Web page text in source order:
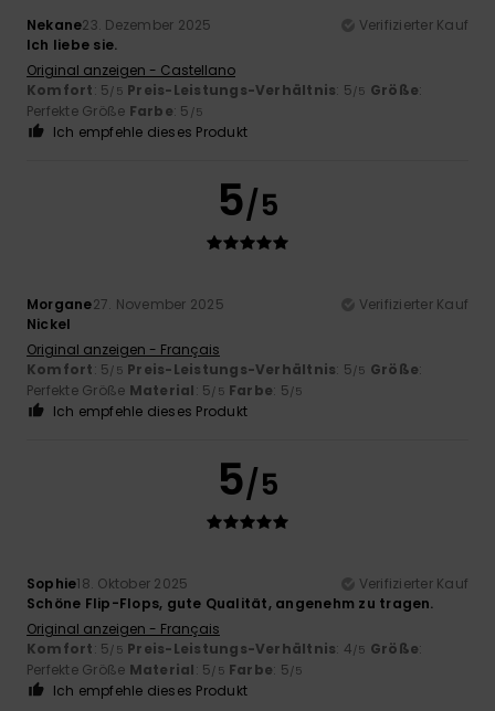
Nekane23. Dezember 2025
Verifizierter Kauf
Ich liebe sie.
Original anzeigen - Castellano
Komfort: 5/5 Preis-Leistungs-Verhältnis: 5/5 Größe:
Perfekte Größe Farbe: 5 /5
Ich empfehle dieses Produkt
5/5
Morgane27. November 2025
Verifizierter Kauf
Nickel
Original anzeigen - Français
Komfort: 5/5 Preis-Leistungs-Verhältnis: 5/5 Größe:
Perfekte Größe Material: 5/5 Farbe: 5/5
Ich empfehle dieses Produkt
5/5
Sophie18. Oktober 2025
Verifizierter Kauf
Schöne Flip-Flops, gute Qualität, angenehm zu tragen.
Original anzeigen - Français
Komfort: 5/5 Preis-Leistungs-Verhältnis: 4/5 Größe:
Perfekte Größe Material: 5/5 Farbe: 5/5
Ich empfehle dieses Produkt